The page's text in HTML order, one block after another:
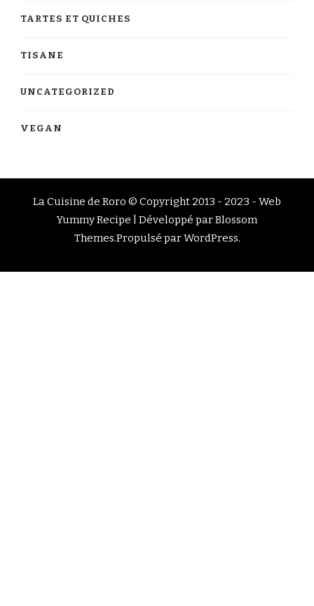
TARTES ET QUICHES
TISANE
UNCATEGORIZED
VEGAN
La Cuisine de Roro © Copyright 2013 - 2023 - Web
Yummy Recipe | Développé parBlossom
Themes.Propulsé parWordPress.